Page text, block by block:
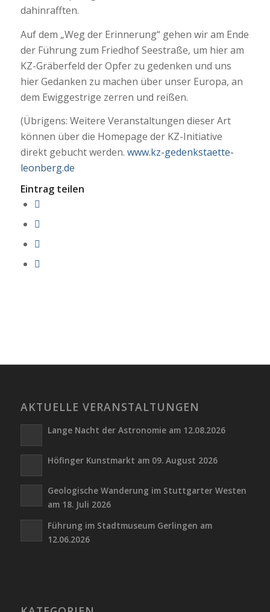
dahinrafften.
Auf dem „Weg der Erinnerung“ gehen wir am Ende
der Führung zum Friedhof Seestraße, um hier am
KZ-Gräberfeld der Opfer zu gedenken und uns
hier Gedanken zu machen über unser Europa, an
dem Ewiggestrige zerren und reißen.
(Übrigens: Weitere Veranstaltungen dieser Art
können über die Homepage der KZ-Initiative
direkt gebucht werden. www.kz-gedenkstaette-
leonberg.de
Eintrag teilen
AKTUELLE VERANSTALTUNGEN
Lange Nacht der Astronomie am 12.08.2026
Höfinger Kunstmarkt am 09. August 2026
Geologische Wanderung im Stuttgarter Westen
am 18. Juli 2026
Führung im Stadtmuseum Gerlingen am
12.06.2026